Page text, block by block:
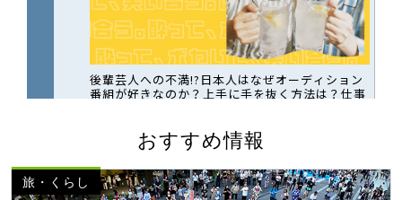
おすすめ情報
旅・くらし